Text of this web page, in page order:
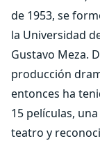
de 1953, se
la Universidad
Gustavo Meza.
producción
entonces ha
15 películas,
teatro y